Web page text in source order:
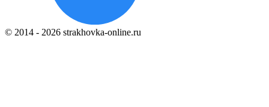
© 2014 - 2026 strakhovka-online.ru